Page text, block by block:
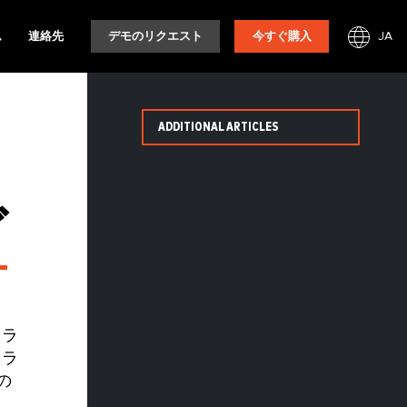
連絡先 デモのリクエスト 今すぐ購入 JA
ADDITIONAL ARTICLES